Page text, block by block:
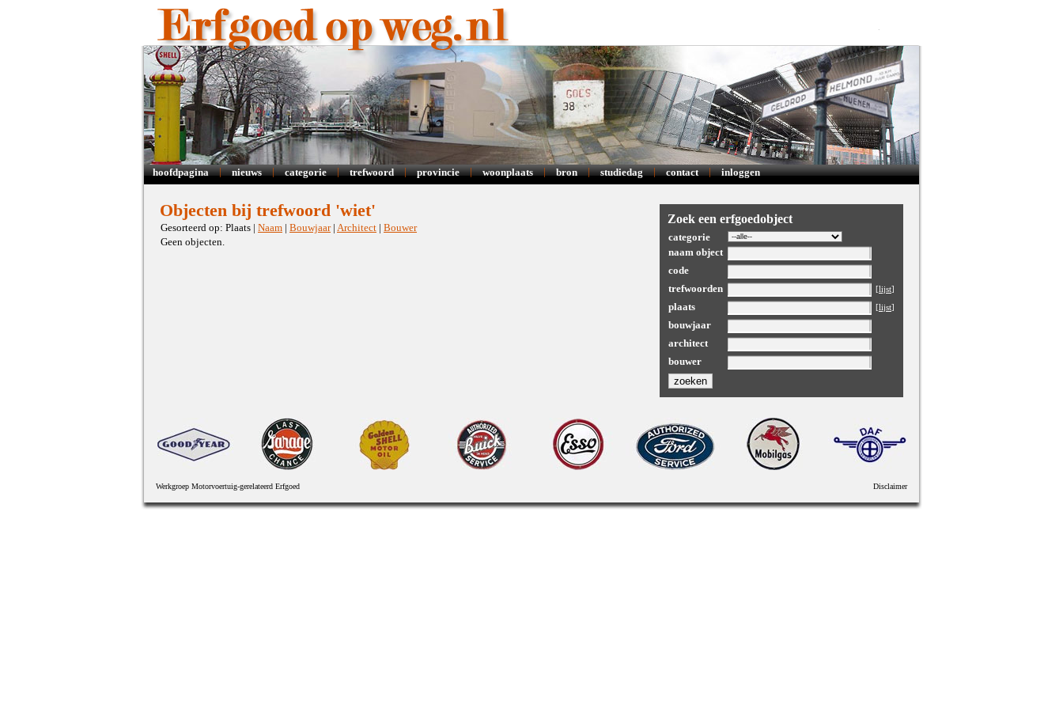
hoofdpagina | nieuws | categorie | trefwoord | provincie | woonplaats | bron | studiedag | contact | inloggen
Objecten bij trefwoord 'wiet'
Gesorteerd op: Plaats | Naam | Bouwjaar| Architect | Bouwer
Geen objecten.
Zoek een erfgoedobject
categorie
naam object
code
trefwoorden
[lijst]
plaats [lijst]
bouwjaar
architect
bouwer
Disclaimer
Werkgroep Motorvoertuig-gerelateerd Erfgoed